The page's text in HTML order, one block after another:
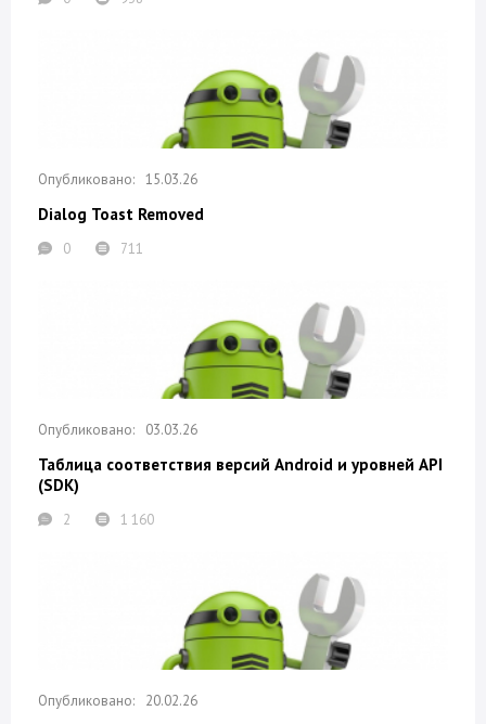
15.03.26
Dialog Toast Removed
0 711
03.03.26
Таблица соответствия версий Android и уровней API
(SDK)
2 1 160
20.02.26